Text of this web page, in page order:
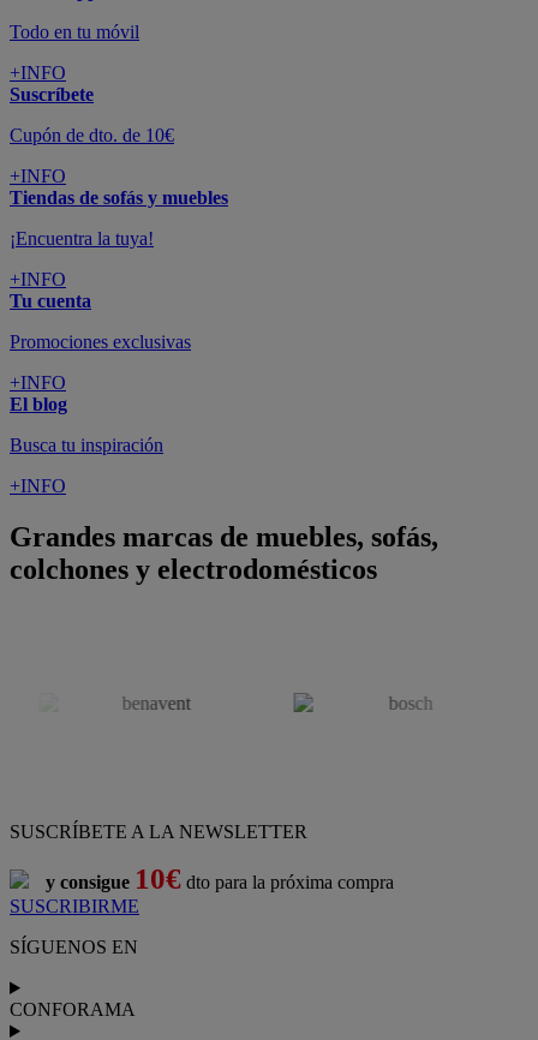
Todo en tu móvil
+INFO
Suscríbete
Cupón de dto. de 10€
+INFO
Tiendas de sofás y muebles
¡Encuentra la tuya!
+INFO
Tu cuenta
Promociones exclusivas
+INFO
El blog
Busca tu inspiración
+INFO
Grandes marcas de muebles, sofás,
colchones y electrodomésticos
SUSCRÍBETE A LA NEWSLETTER
y consigue 10€ dto para la próxima compra
SUSCRIBIRME
SÍGUENOS EN
CONFORAMA